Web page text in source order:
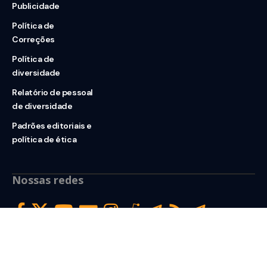
Publicidade
Política de
Correções
Política de
diversidade
Relatório de pessoal
de diversidade
Padrões editoriais e
política de ética
Nossas redes